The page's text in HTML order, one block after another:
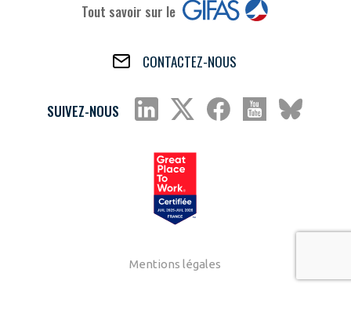
Tout savoir sur le
CONTACTEZ-NOUS
SUIVEZ-NOUS
Mentions légales